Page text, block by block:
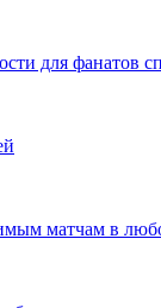
для фанатов
матчам в